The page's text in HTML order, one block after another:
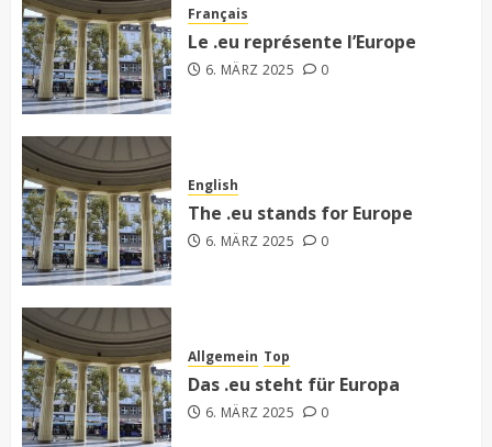
Français
Le .eu représente l’Europe
6. MÄRZ 2025 0
English
The .eu stands for Europe
6. MÄRZ 2025 0
Allgemein Top
Das .eu steht für Europa
6. MÄRZ 2025 0